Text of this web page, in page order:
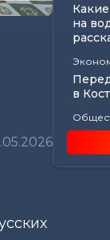
на
в
В УСК
—